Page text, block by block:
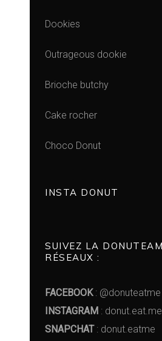
Dookies
Outrageous dookie
Brioche butchy
Cake rocher
Choco Donut
INSTA DONUT
SUIVEZ LA
RÉSEAUX :
FACEBOOK: @donuteatme
INSTAGRAM : donut.eat.me
SNAPCHAT: donut.eatme